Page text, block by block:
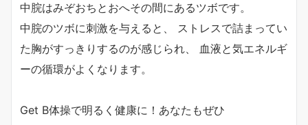
中脘はみぞおちとおへその間にあるツボです。
中脘のツボに刺激を与えると、 ストレスで詰まってい
た胸がすっきりするのが感じられ、 血液と気エネルギ
ーの循環がよくなります。
Get B体操で明るく健康に！あなたもぜひ